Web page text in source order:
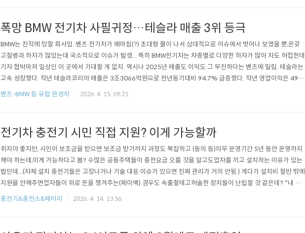
폭망 BMW 전기차 사필귀정…테슬라 매출 3위 등극
BMW는 진작에 망할 회사임. 벤츠 전기차가 때마침(?) 초대형 불이 나서 상대적으로 이슈에서 벗어나 보였을 뿐,온갖
고질병과 하자가 많았는데 국소적으로 이슈가 발생... 특히 BMW전기차는 차종별로 다양한 하자가 많아 차도 허접한데
기자 협박마저 일상인 이 곳에서 기대할 게 없지. 역시나 2025년 매출도 이익도 그 부진하다는 벤츠에 밀림. 테슬라는
고속 성장했다. 작년 테슬라코리아 매출은 3조3066억원으로 전년동기대비 94.7% 급증했다. 작년 영업이익은 496
억원으로 전년동기대비 91.5% 증가했다. 벤츠와 BMW에 이어 확고한 3위 자리를 지켰고, 올해도 수입차 시장 판을 흔
벤츠-BMW 등 유럽 완성차 2026. 4. 15. 09:21
전기차 충전기 시민 직접 지원? 이게 가능할까
취지야 좋지만, 시민이 보조금을 받으면 보조금 받기까지 과정도 복잡하고 (동의 등)의무 운영기간 5년 동안 운영까지
해야 하는데,이게 가능하다고 봄? 수많은 공동주택들이 충전요금 오를 것을 알고도업자를 끼고 설치하는 이유가 있는
법인데...(자체 설치 충전기들은 고장나거나 기술 대응 이슈가 있으면 진짜 관리가 거의 안됨.) 게다가 설치비 절반 밖에
지원을 안해주면업자들이 뒤로 돈을 챙겨주는(페이백) 경우도 속출할테고허술한 장치들이 난립할 것 같은데? ''내 집
앞에 설치하고, 설치비 절반 돌려받는다''…전기차 충전기 시민 직접 지원- 서울시, 보조금 수혜 대상을 ‘사업자’에서 ‘시
충전기&충전소&배터리 2026. 4. 14. 13:56